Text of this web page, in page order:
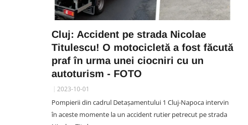
Cluj: Accident pe strada Nicolae
Titulescu! O motocicletă a fost făcută
praf în urma unei ciocniri cu un
autoturism - FOTO
2023-10-01
Pompierii din cadrul Detașamentului 1 Cluj-Napoca intervin
în aceste momente la un accident rutier petrecut pe strada